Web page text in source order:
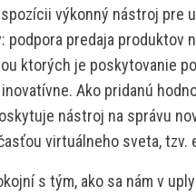
výkonný nástroj pre
podpora predaja produktov
ktorých je poskytovanie
Ako pridanú
nástroj na správu
virtuálneho sveta, tzv.
s tým, ako sa nám v